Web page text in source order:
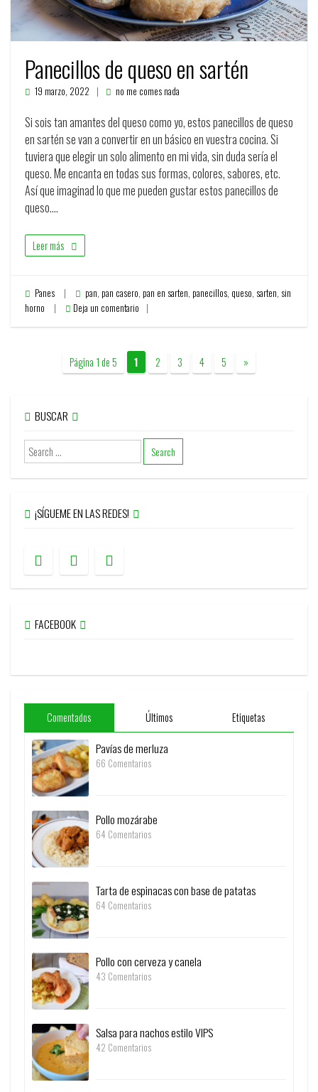
Panecillos de queso en sartén
19 marzo, 2022 no me comes nada
Si sois tan amantes del queso como yo, estos panecillos de queso
en sartén se van a convertir en un básico en vuestra cocina. Si
tuviera que elegir un solo alimento en mi vida, sin duda sería el
queso. Me encanta en todas sus formas, colores, sabores, etc.
Así que imaginad lo que me pueden gustar estos panecillos de
queso.…
Leer más
Panes pan, pan casero, pan en sarten, panecillos, queso, sarten, sin
horno
Deja un comentario
Página 1 de 5 1 2 3 4 5 »
BUSCAR
¡SÍGUEME EN LAS REDES!
FACEBOOK
Comentados Últimos Etiquetas
Pavías de merluza
66 Comentarios
Pollo mozárabe
64 Comentarios
Tarta de espinacas con base de patatas
64 Comentarios
Pollo con cerveza y canela
43 Comentarios
Salsa para nachos estilo VIPS
42 Comentarios